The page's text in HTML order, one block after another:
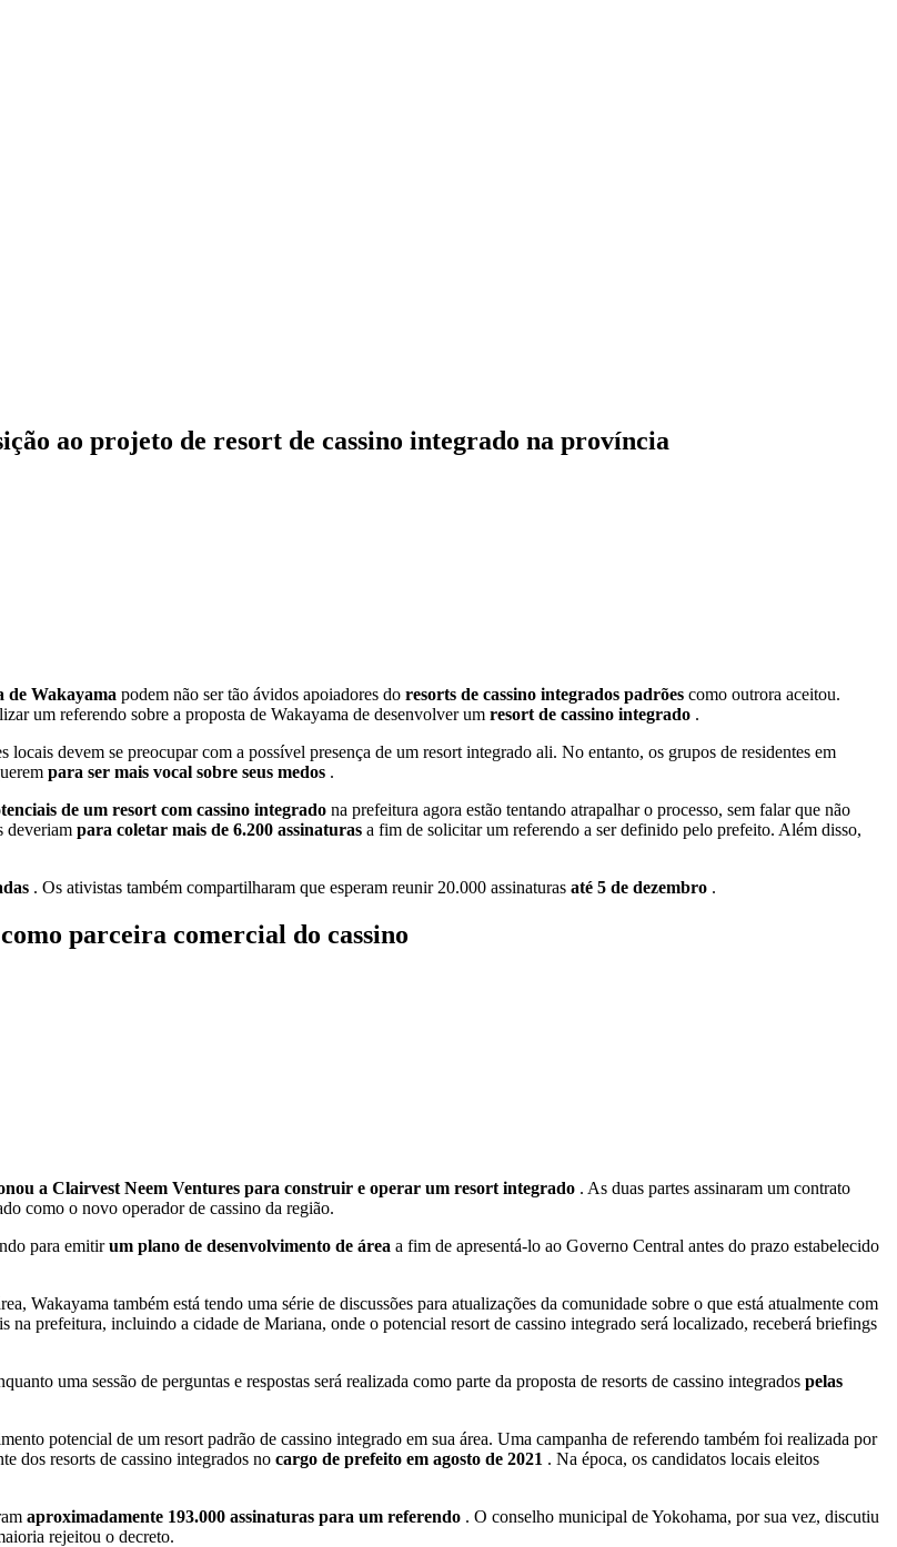
ao projeto de resort de cassino integrado na província
de Wakayama podem não ser tão ávidos apoiadores do resorts de cassino integrados padrões como outrora aceitou.
um referendo sobre a proposta de Wakayama de desenvolver um resort de cassino integrado .
locais devem se preocupar com a possível presença de um resort integrado ali. No entanto, os grupos de residentes em
para ser mais vocal sobre seus medos .
de um resort com cassino integrado na prefeitura agora estão tentando atrapalhar o processo, sem falar que não
deveriam para coletar mais de 6.200 assinaturas a fim de solicitar um referendo a ser definido pelo prefeito. Além disso,
. Os ativistas também compartilharam que esperam reunir 20.000 assinaturas até 5 de dezembro .
parceira comercial do cassino
a Clairvest Neem Ventures para construir e operar um resort integrado . As duas partes assinaram um contrato
como o novo operador de cassino da região.
para emitirum plano de desenvolvimento de área a fim de apresentá-lo ao Governo Central antes do prazo estabelecido
Wakayama também está tendo uma série de discussões para atualizações da comunidade sobre o que está atualmente com
na prefeitura, incluindo a cidade de Mariana, onde o potencial resort de cassino integrado será localizado, receberá briefings
uma sessão de perguntas e respostas será realizada como parte da proposta de resorts de cassino integrados pelas
potencial de um resort padrão de cassino integrado em sua área. Uma campanha de referendo também foi realizada por
dos resorts de cassino integrados no cargo de prefeito em agosto de 2021 . Na época, os candidatos locais eleitos
aproximadamente 193.000 assinaturas para um referendo . O conselho municipal de Yokohama, por sua vez, discutiu
rejeitou o decreto.